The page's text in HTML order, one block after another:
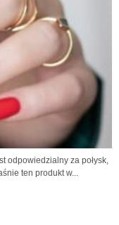
odpowiedzialny za połysk,
ten produkt w...